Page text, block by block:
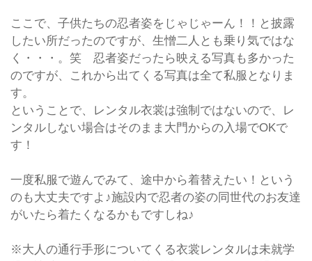
ここで、子供たちの忍者姿をじゃじゃーん！！と披露
したい所だったのですが、生憎二人とも乗り気ではな
く・・・。笑 忍者姿だったら映える写真も多かった
のですが、これから出てくる写真は全て私服となりま
す。
ということで、レンタル衣裳は強制ではないので、レ
ンタルしない場合はそのまま大門からの入場でOKで
す！
一度私服で遊んでみて、途中から着替えたい！という
のも大丈夫ですよ♪施設内で忍者の姿の同世代のお友達
がいたら着たくなるかもですしね♪
※大人の通行手形についてくる衣裳レンタルは未就学